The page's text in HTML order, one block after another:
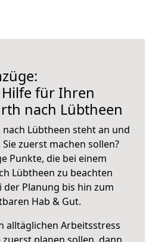
für Ihren
nach Lübtheen
Lübtheen steht an und
zuerst machen sollen?
Punkte, die bei einem
Lübtheen zu beachten
der Planung bis hin zum
Hab & Gut.
alltäglichen Arbeitsstress